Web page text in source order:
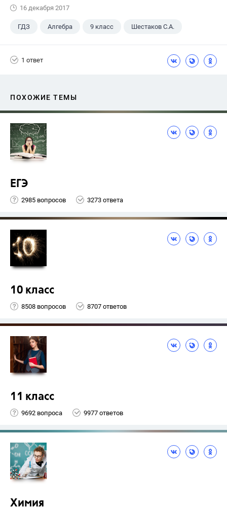
16 декабря 2017
ГДЗ Алгебра 9 класс Шестаков С.А.
1 ответ
ПОХОЖИЕ ТЕМЫ
ЕГЭ
2985 вопросов 3273 ответа
10 класс
8508 вопросов 8707 ответов
11 класс
9692 вопроса 9977 ответов
Химия